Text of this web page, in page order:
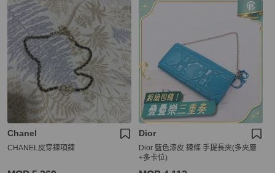
Chanel
CHANEL皮穿鍊項鍊
Dior
Dior 藍色漆皮 鍊條 手提長夾(多夾層
+多卡位)